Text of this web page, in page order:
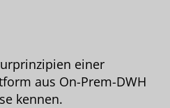
einer
aus On-Prem-DWH
kennen.